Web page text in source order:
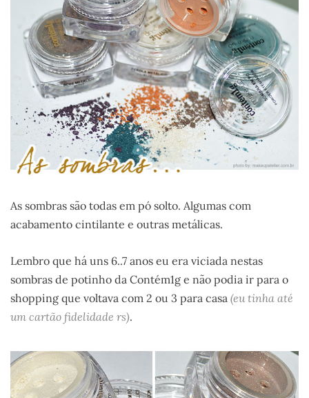
As sombras são todas em pó solto. Algumas com
acabamento cintilante e outras metálicas.
Lembro que há uns 6..7 anos eu era viciada nestas
sombras de potinho da Contém1g e não podia ir para o
shopping que voltava com 2 ou 3 para casa (eu tinha até
um cartão fidelidade rs).